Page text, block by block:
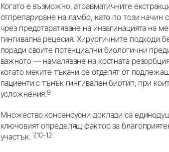
Когато е възможно, атравматичните
отпрепариране на ламбо, като по този начин
чрез предотвратяване на инвагинацията на
гингивална рецесия. Хирургичните подходи
поради своите потенциални биологични
важното — намаляване на костната
когато меките тъкани се отделят от
пациенти с тънък гингивален биотип, при
усложнения.9
Множество консенсусни доклади са
ключовият определящ фактор за
участък. 7,10-12